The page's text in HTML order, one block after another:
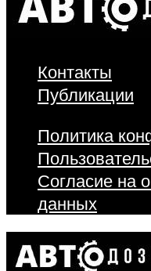
Контакты
Публикации
Политика
Согласие на
данных